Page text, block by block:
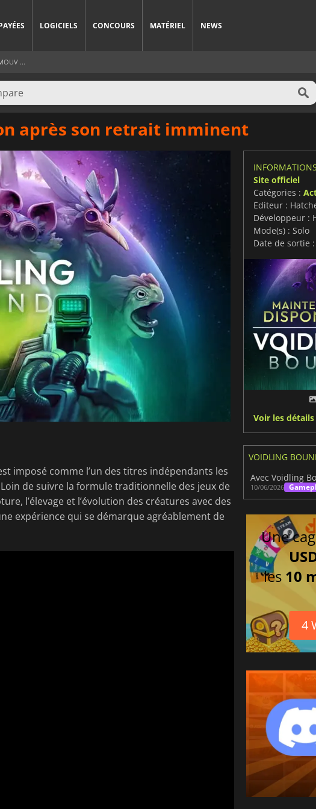
LOGICIELS CONCOURS MATÉRIEL NEWS
...
après son retrait imminent
imposé comme l’un des titres indépendants les
de suivre la formule traditionnelle des jeux de
l’élevage et l’évolution des créatures avec des
expérience qui se démarque agréablement de
Site officiel
Catégories :
Editeur :
Développeur :
Mode(s) : Solo
Date de sortie
Voir les
VOIDLING
10/06/2026
Une
les 10
4